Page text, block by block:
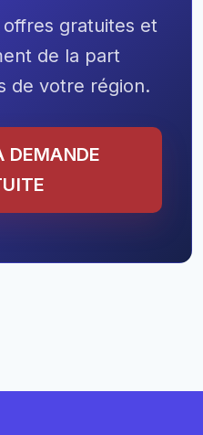
gratuites et
de la part
de votre région.
DEMANDE